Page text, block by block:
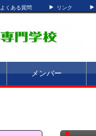
よくある質問 リンク
メンバー